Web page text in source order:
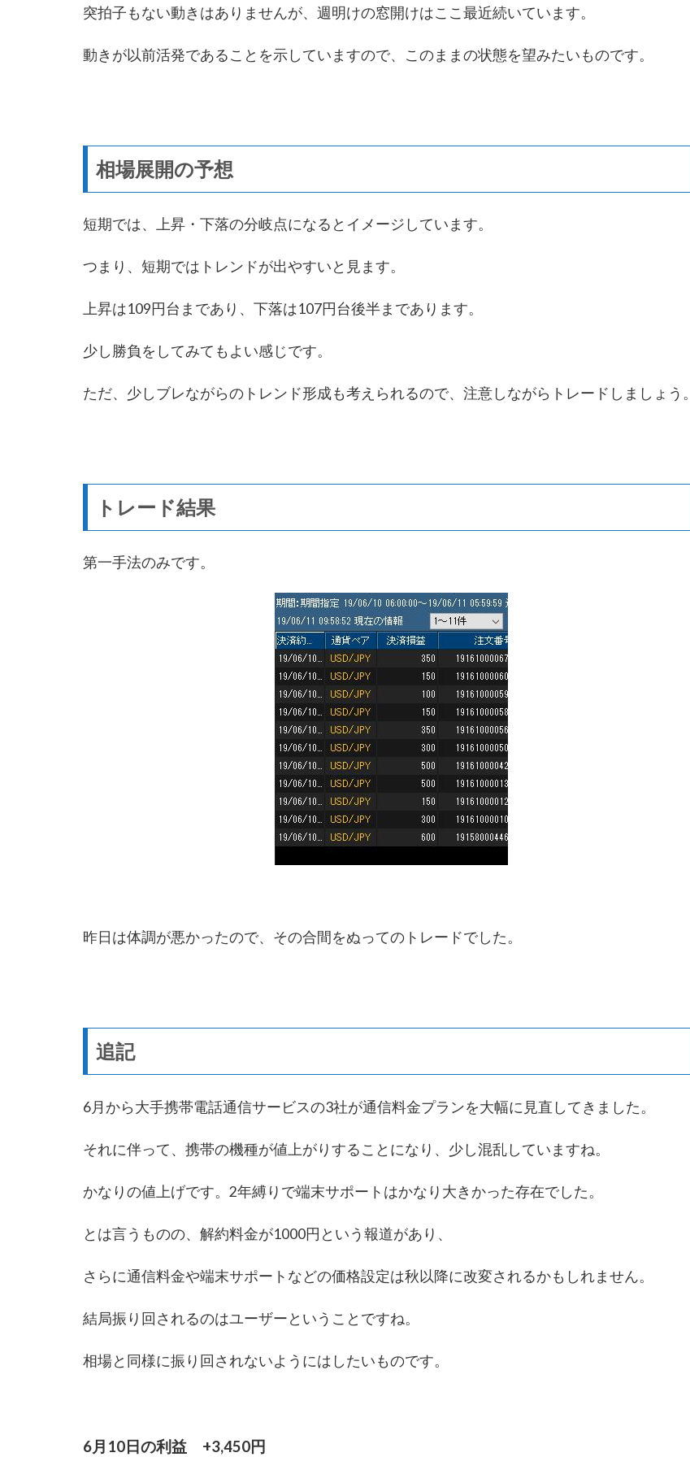
突拍子もない動きはありませんが、週明けの窓開けはここ最近続いています。
動きが以前活発であることを示していますので、このままの状態を望みたいものです。
相場展開の予想
短期では、上昇・下落の分岐点になるとイメージしています。
つまり、短期ではトレンドが出やすいと見ます。
上昇は109円台まであり、下落は107円台後半まであります。
少し勝負をしてみてもよい感じです。
ただ、少しブレながらのトレンド形成も考えられるので、注意しながらトレードしましょう。
トレード結果
第一手法のみです。
昨日は体調が悪かったので、その合間をぬってのトレードでした。
追記
6月から大手携帯電話通信サービスの3社が通信料金プランを大幅に見直してきました。
それに伴って、携帯の機種が値上がりすることになり、少し混乱していますね。
かなりの値上げです。2年縛りで端末サポートはかなり大きかった存在でした。
とは言うものの、解約料金が1000円という報道があり、
さらに通信料金や端末サポートなどの価格設定は秋以降に改変されるかもしれません。
結局振り回されるのはユーザーということですね。
相場と同様に振り回されないようにはしたいものです。
6月10日の利益 +3,450円